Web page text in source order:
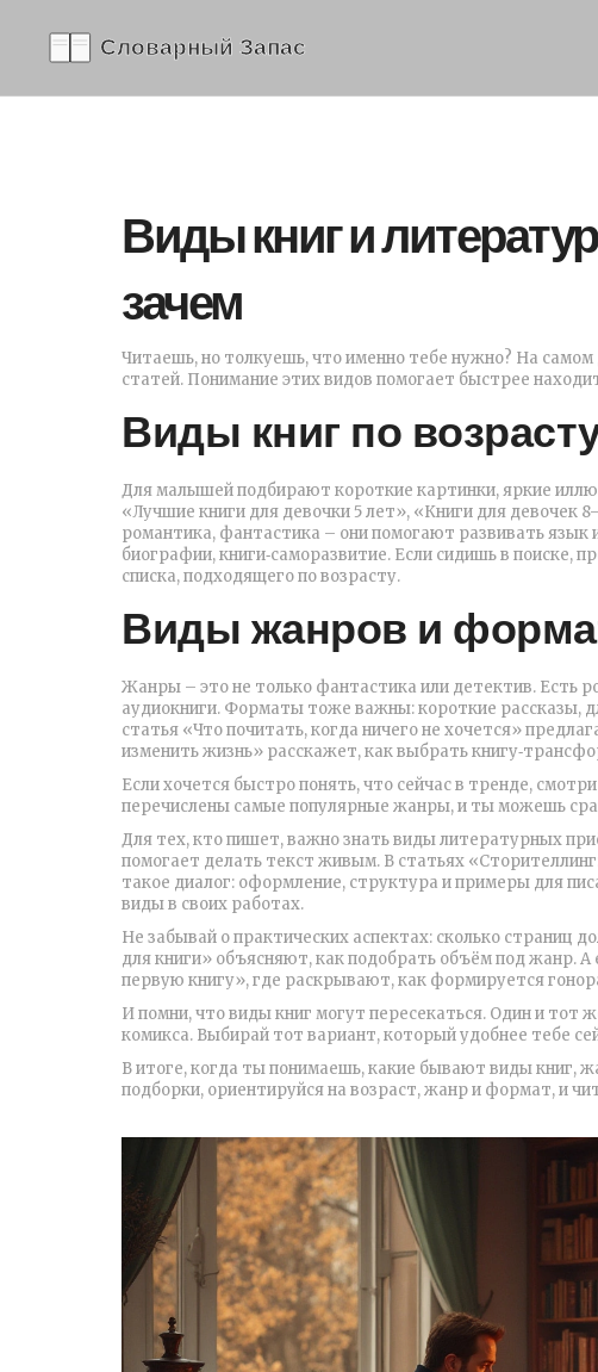
Виды книг и
зачем
Читаешь, но толкуешь, что именно тебе нужно? На
статей. Понимание этих видов помогает быстрее
Виды книг по
Для малышей подбирают короткие картинки, яркие
«Лучшие книги для девочки 5 лет», «Книги для девочек
романтика, фантастика – они помогают развивать
биографии, книги‑саморазвитие. Если сидишь в поиске,
списка, подходящего по возрасту.
Виды жанров и
Жанры – это не только фантастика или детектив. Есть
аудиокниги. Форматы тоже важны: короткие рассказы,
статья «Что почитать, когда ничего не хочется»
изменить жизнь» расскажет, как выбрать
Если хочется быстро понять, что сейчас в тренде,
перечислены самые популярные жанры, и ты можешь
Для тех, кто пишет, важно знать виды литературных
помогает делать текст живым. В статьях
такое диалог: оформление, структура и примеры для
виды в своих работах.
Не забывай о практических аспектах: сколько страниц
для книги» объясняют, как подобрать объём под жанр.
первую книгу», где раскрывают, как формируется
И помни, что виды книг могут пересекаться. Один и тот
комикса. Выбирай тот вариант, который удобнее тебе
В итоге, когда ты понимаешь, какие бывают виды книг,
подборки, ориентируйся на возраст, жанр и формат, и